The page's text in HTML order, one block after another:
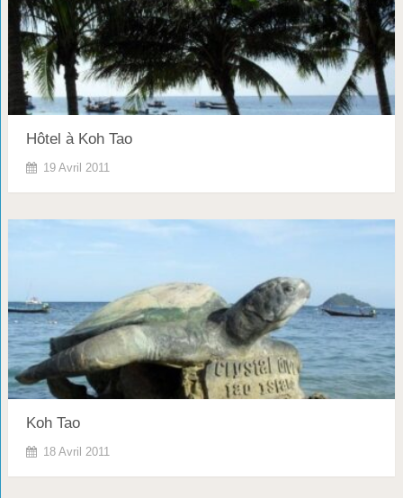
Hôtel à Koh Tao
19 Avril 2011
Koh Tao
18 Avril 2011